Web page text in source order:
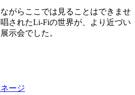
がらここでは見ることはできませ
されたLi-Fiの世界が、より近づい
示会でした。